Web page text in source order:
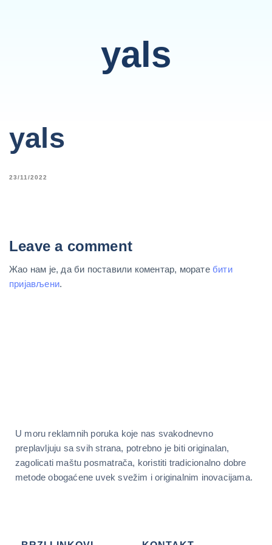
yals
yals
23/11/2022
Leave a comment
Жао нам је, да би поставили коментар, морате бити
пријављени.
U moru reklamnih poruka koje nas svakodnevno
preplavljuju sa svih strana, potrebno je biti originalan,
zagolicati maštu posmatrača, koristiti tradicionalno dobre
metode obogaćene uvek svežim i originalnim inovacijama.